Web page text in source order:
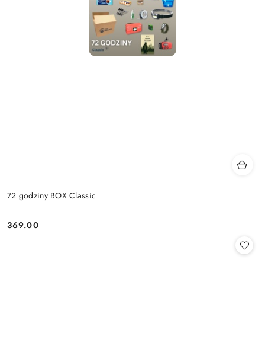
72 godziny BOX Classic
Cena:
369.00